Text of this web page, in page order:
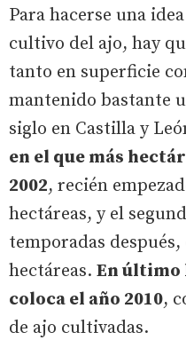
Para hacerse una
cultivo del ajo, hay
tanto en superficie
mantenido bastante
siglo en Castilla y
en el que más
2002, recién
hectáreas, y el
temporadas después,
hectáreas. En último
coloca el año 2010,
de ajo cultivadas.